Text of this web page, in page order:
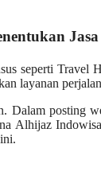
seperti
layanan
Dalam posting
Alhijaz